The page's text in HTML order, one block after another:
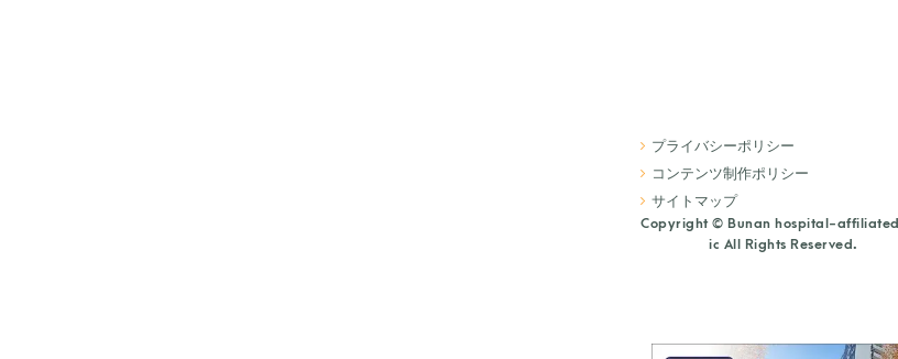
プライバシーポリシー
コンテンツ制作ポリシー
サイトマップ
Copyright © Bunan hospital-
ic All Rights Reserved.